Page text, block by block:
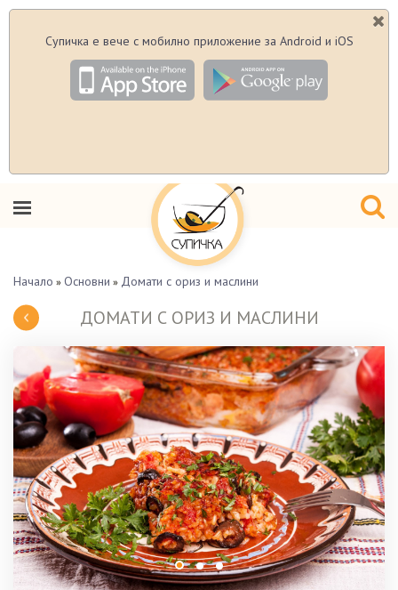
Супичка е вече с мобилно приложение за Android и iOS
Начало » Основни » Домати с ориз и маслини
ДОМАТИ С ОРИЗ И МАСЛИНИ